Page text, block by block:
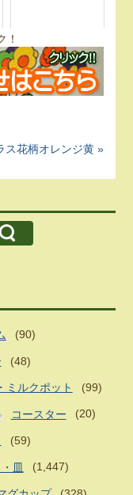
！
ス花柄オレンジ黄 »
(90)
(48)
ミルクポット (99)
コースター (20)
(59)
皿 (1,447)